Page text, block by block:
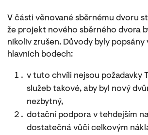
V části věnované sběrnému dvoru
že projekt nového sběrného dvora
nikoliv zrušen. Důvody byly
hlavních bodech:
v tuto chvíli nejsou požadavky
služeb takové, aby byl nový
nezbytný,
dotační podpora v tehdejším
dostatečná vůči celkovým